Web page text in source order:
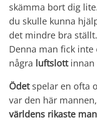
skämma bort dig
du skulle kunna
det mindre bra ställt.
Denna man fick inte
några luftslottinnan
Ödetspelar en ofta
var den här
världens rikaste man